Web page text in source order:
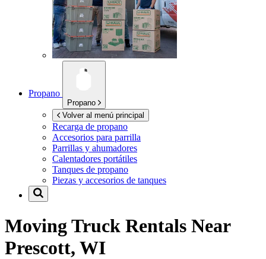
Propano
Propano
Volver al menú principal
Recarga de propano
Accesorios para parrilla
Parrillas y ahumadores
Calentadores portátiles
Tanques de propano
Piezas y accesorios de tanques
Moving Truck Rentals Near
Prescott, WI